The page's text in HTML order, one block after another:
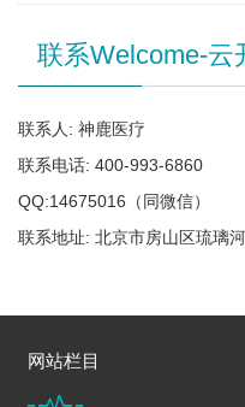
联系Welcome-云
联系人: 神鹿医疗
联系电话: 400-993-6860
QQ:14675016（同微信）
联系地址: 北京市房山区琉璃
网站栏目